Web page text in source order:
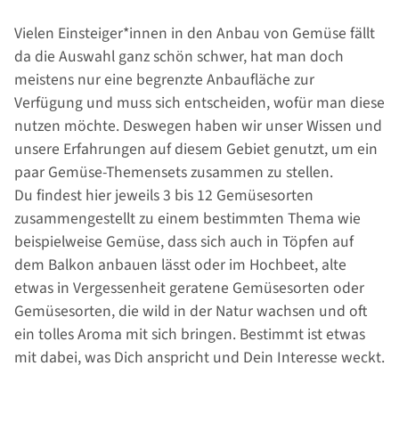
Vielen Einsteiger*innen in den Anbau von Gemüse fällt
da die Auswahl ganz schön schwer, hat man doch
meistens nur eine begrenzte Anbaufläche zur
Verfügung und muss sich entscheiden, wofür man diese
nutzen möchte. Deswegen haben wir unser Wissen und
unsere Erfahrungen auf diesem Gebiet genutzt, um ein
paar Gemüse-Themensets zusammen zu stellen.
Du findest hier jeweils 3 bis 12 Gemüsesorten
zusammengestellt zu einem bestimmten Thema wie
beispielweise Gemüse, dass sich auch in Töpfen auf
dem Balkon anbauen lässt oder im Hochbeet, alte
etwas in Vergessenheit geratene Gemüsesorten oder
Gemüsesorten, die wild in der Natur wachsen und oft
ein tolles Aroma mit sich bringen. Bestimmt ist etwas
mit dabei, was Dich anspricht und Dein Interesse weckt.